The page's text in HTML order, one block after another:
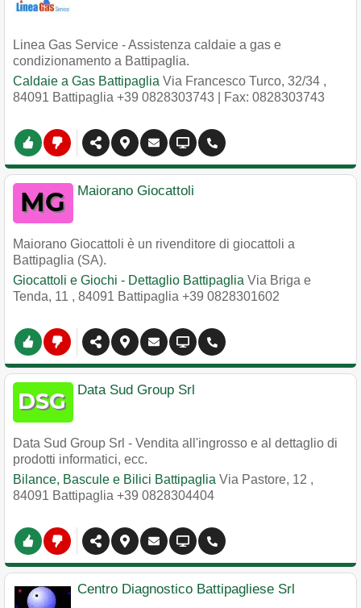
Linea Gas Service - Assistenza caldaie a gas e
condizionamento a Battipaglia.
Caldaie a Gas Battipaglia Via Francesco Turco, 32/34 ,
84091 Battipaglia +39 0828303743 | Fax: 0828303743
Maiorano Giocattoli
Maiorano Giocattoli è un rivenditore di giocattoli a
Battipaglia (SA).
Giocattoli e Giochi - Dettaglio Battipaglia Via Briga e
Tenda, 11 , 84091 Battipaglia +39 0828301602
Data Sud Group Srl
Data Sud Group Srl - Vendita all'ingrosso e al dettaglio di
prodotti informatici, ecc.
Bilance, Bascule e Bilici Battipaglia Via Pastore, 12 ,
84091 Battipaglia +39 0828304404
Centro Diagnostico Battipagliese Srl